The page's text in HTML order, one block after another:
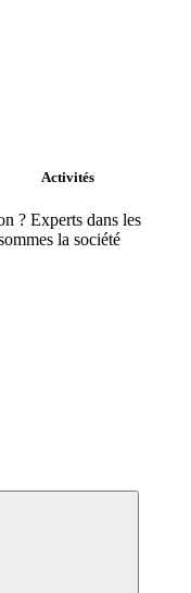
Activités
? Experts dans les
la société